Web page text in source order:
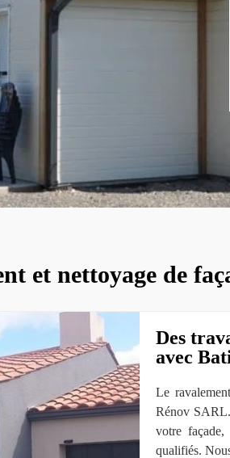
et nettoyage de
Des
avec
Le
Rénov
votre
qualifiés.